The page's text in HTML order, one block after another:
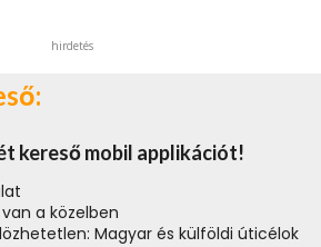
hirdetés
kereső mobil applikációt!
a közelben
Magyar és külföldi úticélok